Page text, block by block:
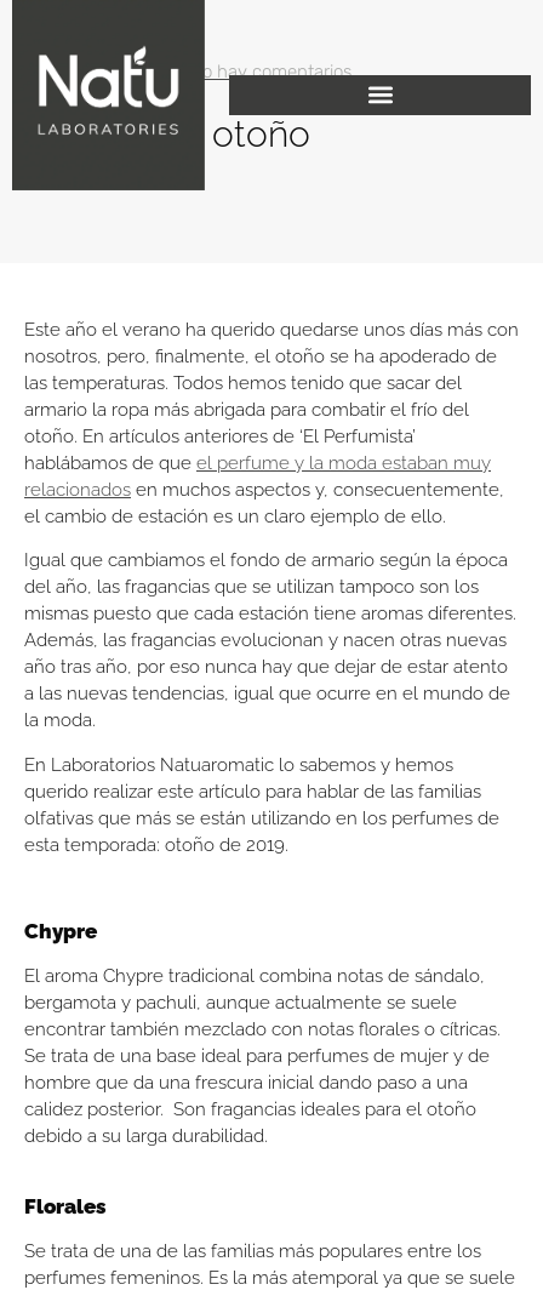
octubre 24, 2019 No hay comentarios
Aromas de otoño
Este año el verano ha querido quedarse unos días más con
nosotros, pero, finalmente, el otoño se ha apoderado de
las temperaturas. Todos hemos tenido que sacar del
armario la ropa más abrigada para combatir el frío del
otoño. En artículos anteriores de ‘El Perfumista’
hablábamos de que el perfume y la moda estaban muy
relacionados en muchos aspectos y, consecuentemente,
el cambio de estación es un claro ejemplo de ello.
Igual que cambiamos el fondo de armario según la época
del año, las fragancias que se utilizan tampoco son los
mismas puesto que cada estación tiene aromas diferentes.
Además, las fragancias evolucionan y nacen otras nuevas
año tras año, por eso nunca hay que dejar de estar atento
a las nuevas tendencias, igual que ocurre en el mundo de
la moda.
En Laboratorios Natuaromatic lo sabemos y hemos
querido realizar este artículo para hablar de las familias
olfativas que más se están utilizando en los perfumes de
esta temporada: otoño de 2019.
Chypre
El aroma Chypre tradicional combina notas de sándalo,
bergamota y pachuli, aunque actualmente se suele
encontrar también mezclado con notas florales o cítricas.
Se trata de una base ideal para perfumes de mujer y de
hombre que da una frescura inicial dando paso a una
calidez posterior. Son fragancias ideales para el otoño
debido a su larga durabilidad.
Florales
Se trata de una de las familias más populares entre los
perfumes femeninos. Es la más atemporal ya que se suele